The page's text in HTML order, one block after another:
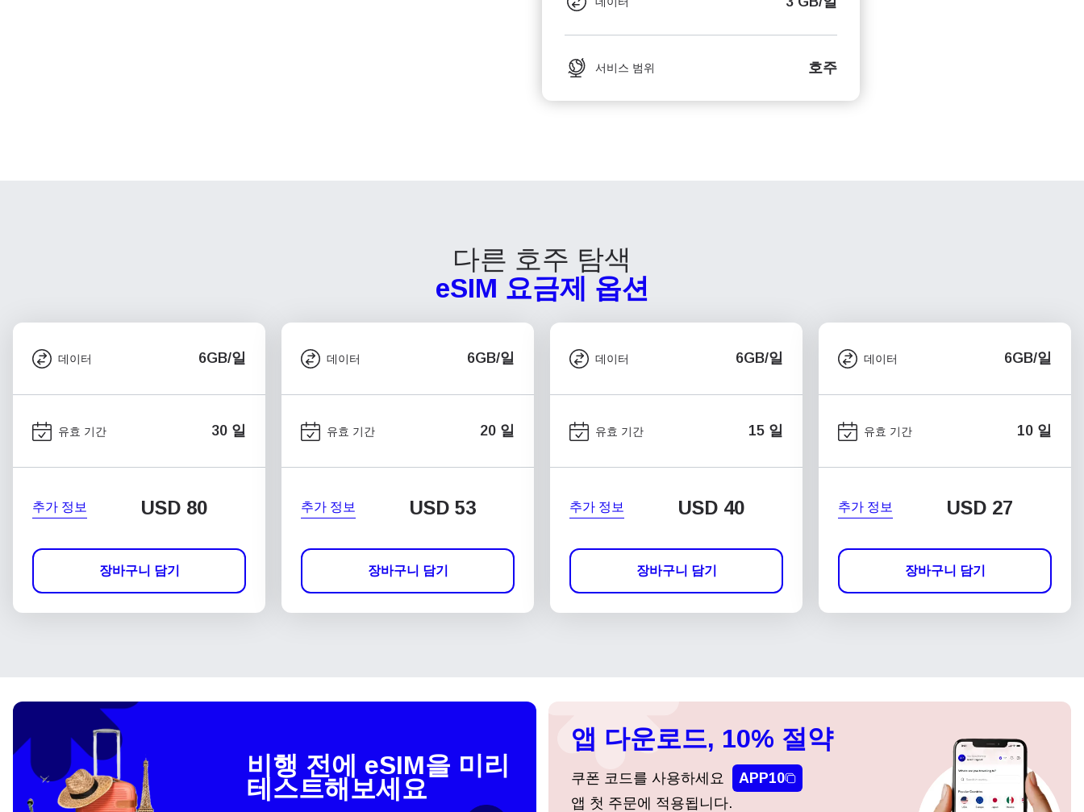
서비스 범위 호주
다른 호주 탐색
eSIM 요금제 옵션
데이터 6GB/일
유효 기간 30 일
추가 정보 USD 80
장바구니 담기
데이터 6GB/일
유효 기간 20 일
추가 정보 USD 53
장바구니 담기
데이터 6GB/일
유효 기간 15 일
추가 정보 USD 40
장바구니 담기
데이터 6GB/일
유효 기간 10 일
추가 정보 USD 27
장바구니 담기
비행 전에 eSIM을 미리
테스트해보세요
앱 다운로드, 10% 절약
쿠폰 코드를 사용하세요
APP10
앱 첫 주문에 적용됩니다.